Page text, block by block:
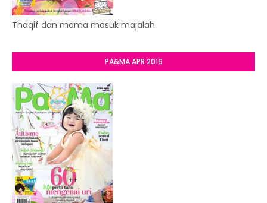
Thaqif dan mama masuk majalah
PA&MA APR 2016